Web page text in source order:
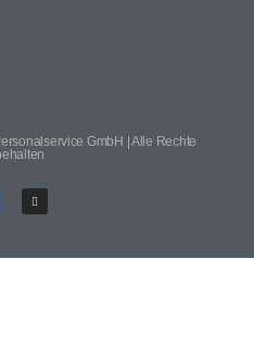
GmbH | Alle Rechte